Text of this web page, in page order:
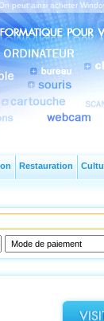
peut ainsi acheter
comme des souris,
Restauration